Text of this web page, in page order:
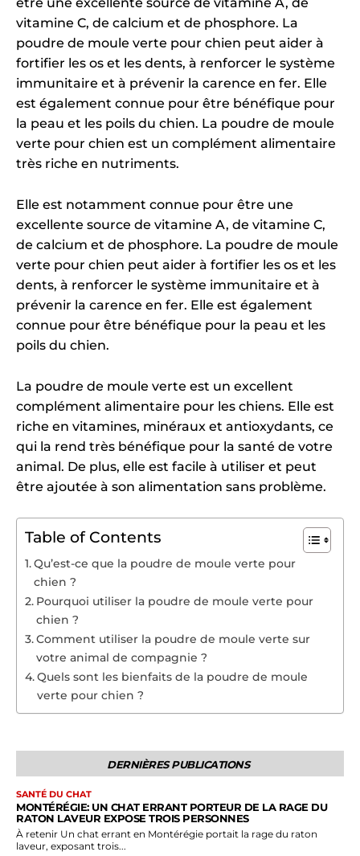
vitamine C, de calcium et de phosphore. La
poudre de moule verte pour chien peut aider à
fortifier les os et les dents, à renforcer le système
immunitaire et à prévenir la carence en fer. Elle
est également connue pour être bénéfique pour
la peau et les poils du chien. La poudre de moule
verte pour chien est un complément alimentaire
très riche en nutriments.
Elle est notamment connue pour être une
excellente source de vitamine A, de vitamine C,
de calcium et de phosphore. La poudre de moule
verte pour chien peut aider à fortifier les os et les
dents, à renforcer le système immunitaire et à
prévenir la carence en fer. Elle est également
connue pour être bénéfique pour la peau et les
poils du chien.
La poudre de moule verte est un excellent
complément alimentaire pour les chiens. Elle est
riche en vitamines, minéraux et antioxydants, ce
qui la rend très bénéfique pour la santé de votre
animal. De plus, elle est facile à utiliser et peut
être ajoutée à son alimentation sans problème.
Table of Contents
Qu’est-ce que la poudre de moule verte pour
chien ?
Pourquoi utiliser la poudre de moule verte pour
chien ?
Comment utiliser la poudre de moule verte sur
votre animal de compagnie ?
Quels sont les bienfaits de la poudre de moule
verte pour chien ?
DERNIÈRES PUBLICATIONS
SANTÉ DU CHAT
MONTÉRÉGIE: UN CHAT ERRANT PORTEUR DE LA RAGE DU
RATON LAVEUR EXPOSE TROIS PERSONNES
À retenir Un chat errant en Montérégie portait la rage du raton
laveur, exposant trois...